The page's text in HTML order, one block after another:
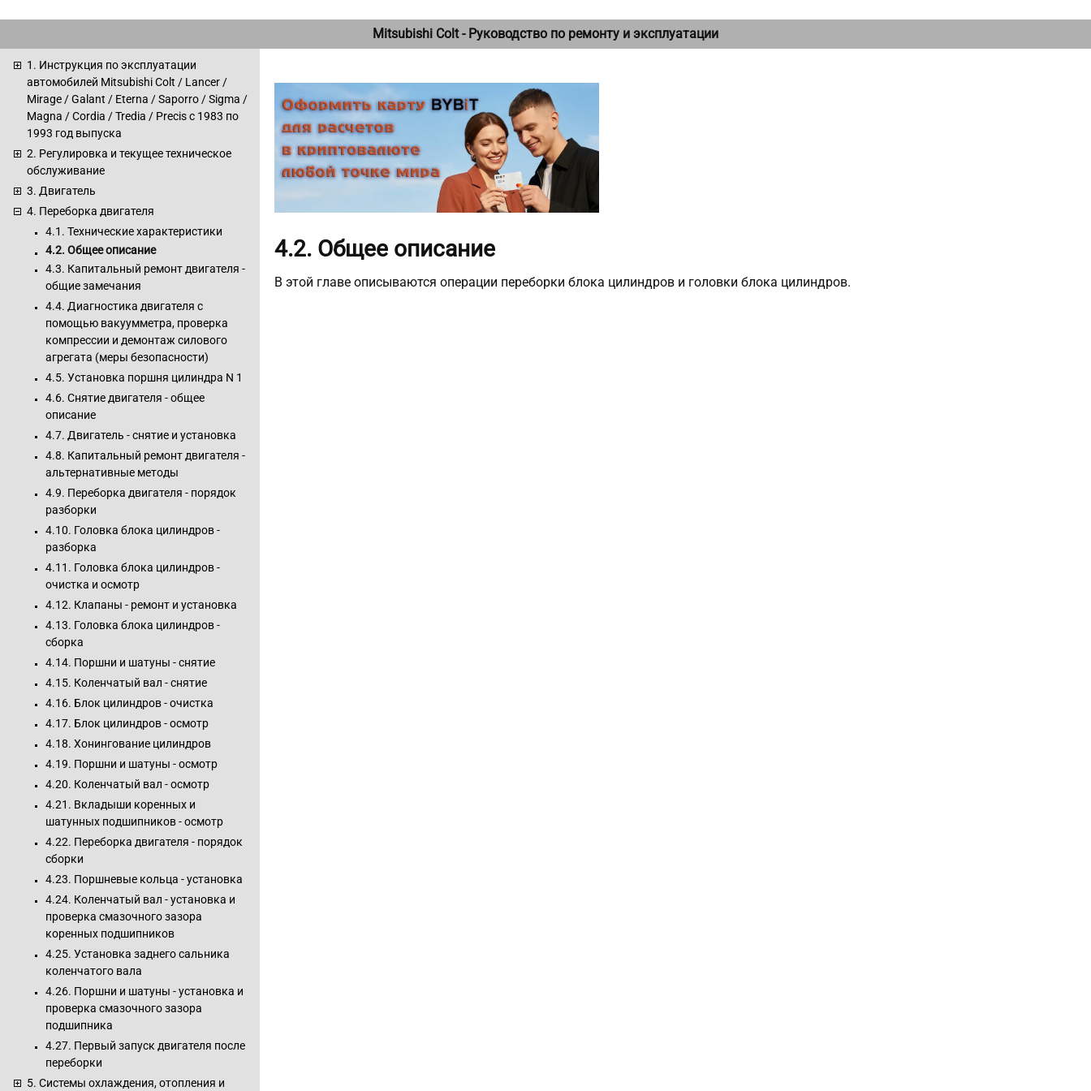
Mitsubishi Colt - Руководство по ремонту и эксплуатации
1. Инструкция по эксплуатации
автомобилей Mitsubishi Colt / Lancer /
Mirage / Galant / Eterna / Saporro / Sigma /
Magna / Cordia / Tredia / Precis с 1983 по
1993 год выпуска
2. Регулировка и текущее техническое
обслуживание
3. Двигатель
4. Переборка двигателя
4.1. Технические характеристики
4.2. Общее описание
4.3. Капитальный ремонт двигателя -
общие замечания
4.4. Диагностика двигателя с
помощью вакуумметра, проверка
компрессии и демонтаж силового
агрегата (меры безопасности)
4.5. Установка поршня цилиндра N 1
4.6. Снятие двигателя - общее
описание
4.7. Двигатель - снятие и установка
4.8. Капитальный ремонт двигателя -
альтернативные методы
4.9. Переборка двигателя - порядок
разборки
4.10. Головка блока цилиндров -
разборка
4.11. Головка блока цилиндров -
очистка и осмотр
4.12. Клапаны - ремонт и установка
4.13. Головка блока цилиндров -
сборка
4.14. Поршни и шатуны - снятие
4.15. Коленчатый вал - снятие
4.16. Блок цилиндров - очистка
4.17. Блок цилиндров - осмотр
4.18. Хонингование цилиндров
4.19. Поршни и шатуны - осмотр
4.20. Коленчатый вал - осмотр
4.21. Вкладыши коренных и
шатунных подшипников - осмотр
4.22. Переборка двигателя - порядок
сборки
4.23. Поршневые кольца - установка
4.24. Коленчатый вал - установка и
проверка смазочного зазора
коренных подшипников
4.25. Установка заднего сальника
коленчатого вала
4.26. Поршни и шатуны - установка и
проверка смазочного зазора
подшипника
4.27. Первый запуск двигателя после
переборки
5. Системы охлаждения, отопления и
4.2. Общее описание
В этой главе описываются операции переборки блока цилиндров и головки блока цилиндров.